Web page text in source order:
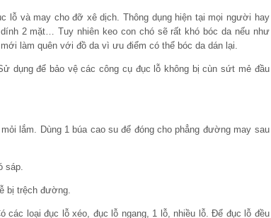
lỗ và may cho đỡ xê dịch. Thông dụng hiện tại mọi người hay
2 mặt… Tuy nhiên keo con chó sẽ rất khó bóc da nếu như
làm quên với đồ da vì ưu điểm có thể bóc da dán lại.
dụng để bảo vệ các công cụ đục lỗ không bị cùn sứt mẻ đầu
lắm. Dùng 1 búa cao su để đóng cho phẳng đường may sau
sáp.
bị trệch đường.
các loại đục lỗ xéo, đục lỗ ngang, 1 lỗ, nhiều lỗ. Để đục lỗ đều